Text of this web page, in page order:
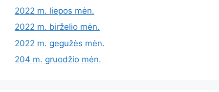
2022 m. liepos mėn.
2022 m. birželio mėn.
2022 m. gegužės mėn.
204 m. gruodžio mėn.